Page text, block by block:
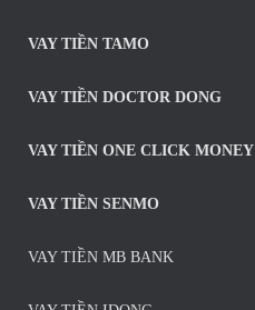
VAY TIỀN TAMO
VAY TIỀN DOCTOR DONG
VAY TIỀN ONE CLICK MONEY
VAY TIỀN SENMO
VAY TIỀN MB BANK